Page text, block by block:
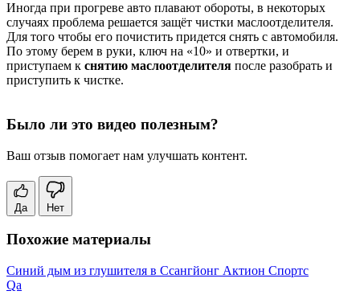
Иногда при прогреве авто плавают обороты, в некоторых
случаях проблема решается защёт чистки маслоотделителя.
Для того чтобы его почистить придется снять с автомобиля.
По этому берем в руки, ключ на «10» и отвертки, и
приступаем к снятию маслоотделителя после разобрать и
приступить к чистке.
Было ли это видео полезным?
Ваш отзыв помогает нам улучшать контент.
Да Нет
Похожие материалы
Синий дым из глушителя в Ссангйонг Актион Спортс
Qa